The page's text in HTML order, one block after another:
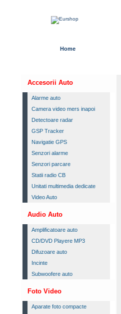
Home
Accesorii Auto
Alarme auto
Camera video mers inapoi
Detectoare radar
GSP Tracker
Navigatie GPS
Senzori alarme
Senzori parcare
Statii radio CB
Unitati multimedia dedicate
Video Auto
Audio Auto
Amplificatoare auto
CD/DVD Playere MP3
Difuzoare auto
Incinte
Subwoofere auto
Foto Video
Aparate foto compacte